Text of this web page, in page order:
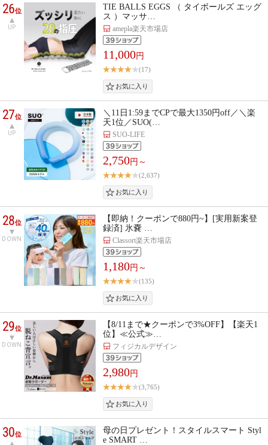
26位
UP
TIE BALLS EGGS （ タイボールズ エッグ
ス ）マッサ…
amepla楽天市場店
11,000円
(17)
27位
UP
＼11日1:59までCPで最大1350円off／＼楽
天1位／SUO(…
SUO-LIFE
2,750円～
(2,637)
28位
DOWN
【即納！クーポンで880円~】[実用新案登
録済] 氷嚢 …
Classort楽天市場店
1,180円～
(135)
29位
DOWN
【8/11まで★クーポンで3%OFF】【楽天1
位】≪公式≫…
フィジカルデザイン
2,980円
(3,765)
30位
母の日プレゼント！スタイルスマート Styl
e SMART …